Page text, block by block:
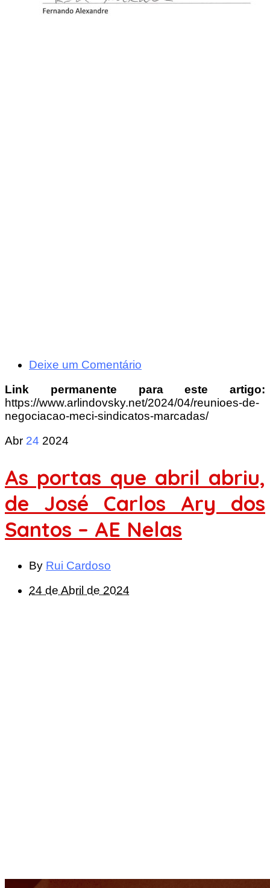
Deixe um Comentário
Link permanente para este artigo:
https://www.arlindovsky.net/2024/04/reunioes-de-
negociacao-meci-sindicatos-marcadas/
Abr 24 2024
As portas que abril abriu,
de José Carlos Ary dos
Santos – AE Nelas
By Rui Cardoso
24 de Abril de 2024